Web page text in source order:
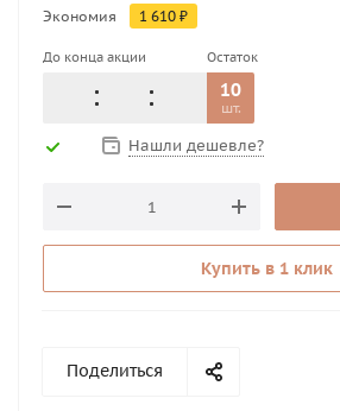
Экономия 1 610 ₽
До конца акции Остаток
10
шт.
Нашли дешевле?
Купить в 1 клик
Поделиться